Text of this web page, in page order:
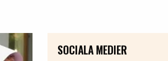
SOCIALA MEDIER